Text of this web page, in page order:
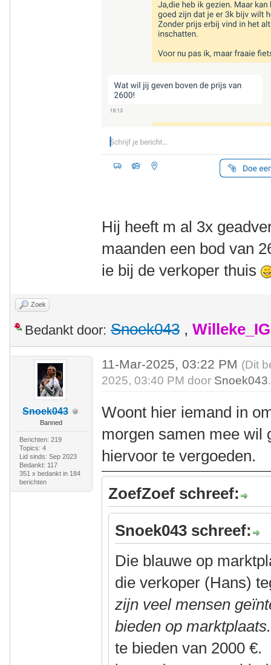
Hij heeft m al 3x
maanden een bod van
ie bij de verkoper thuis
Zoek
Bedankt door: Snoek043 ,
Snoek043
Banned
Berichten: 219
Topics: 4
Lid sinds: Sep 2023
Bedankt: 117
351 x bedankt in 184
berichten
11-Mar-2025, 03:22 PM (Dit
2025, 03:40 PM door Snoek043
Woont hier iemand in
morgen samen mee wil
hiervoor te vergoeden.
ZoefZoef schreef:
Snoek043 schreef:
Die blauwe op
die verkoper (Hans)
zijn veel mensen
bieden op
te bieden van 2000